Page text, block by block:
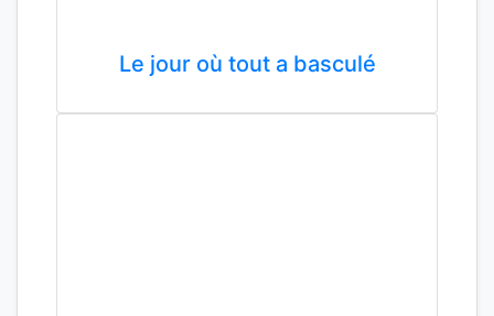
Le jour où tout a basculé